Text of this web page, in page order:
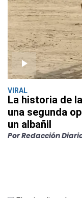
VIRAL
La historia de
una segunda
un albañil
Por Redacción